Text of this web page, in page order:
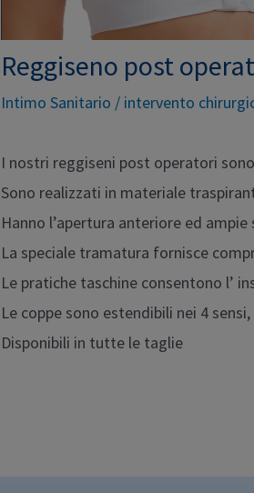
Reggiseno post
Intimo Sanitario / intervento
I nostri reggiseni post operatori
Sono realizzati in materiale
Hanno l’apertura anteriore ed
La speciale tramatura fornisce
Le pratiche taschine consentono l’
Le coppe sono estendibili nei 4
Disponibili in tutte le taglie